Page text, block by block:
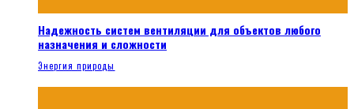
Надежность систем вентиляции для объектов любого
назначения и сложности
Энергия природы